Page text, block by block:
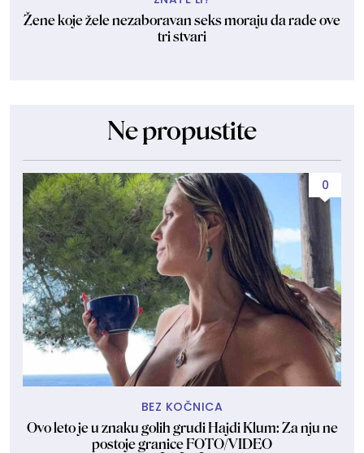
Žene koje žele nezaboravan seks moraju da rade ove
tri stvari
Ne propustite
0
BEZ KOČNICA
Ovo leto je u znaku golih grudi Hajdi Klum: Za nju ne
postoje granice FOTO/VIDEO